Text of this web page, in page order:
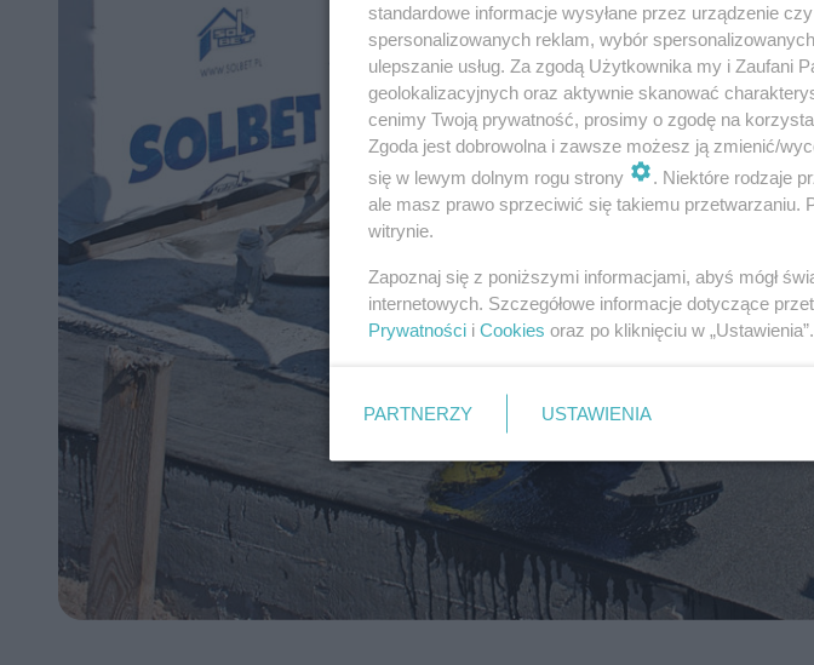
standardowe informacje wysyłane przez urządzenie
spersonalizowanych reklam, wybór
ulepszanie usług. Za zgodą Użytkownika my i Zaufani
geolokalizacyjnych oraz aktywnie skanować
cenimy Twoją prywatność, prosimy o zgodę na
Zgoda jest dobrowolna i zawsze możesz ją zmienić/
się w lewym dolnym rogu strony
. Niektóre rodzaje
ale masz prawo sprzeciwić się takiemu przetwarzaniu.
witrynie.
Zapoznaj się z poniższymi informacjami, abyś mógł
internetowych. Szczegółowe informacje dotyczące
Prywatności i Cookies oraz po kliknięciu w „Ustawienia”.
PARTNERZY USTAWIENIA